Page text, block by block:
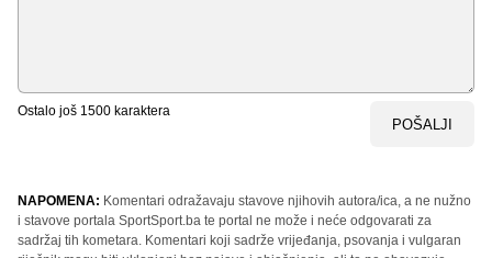
Ostalo još 1500 karaktera
POŠALJI
NAPOMENA: Komentari odražavaju stavove njihovih autora/ica, a ne nužno
i stavove portala SportSport.ba te portal ne može i neće odgovarati za
sadržaj tih kometara. Komentari koji sadrže vrijeđanja, psovanja i vulgaran